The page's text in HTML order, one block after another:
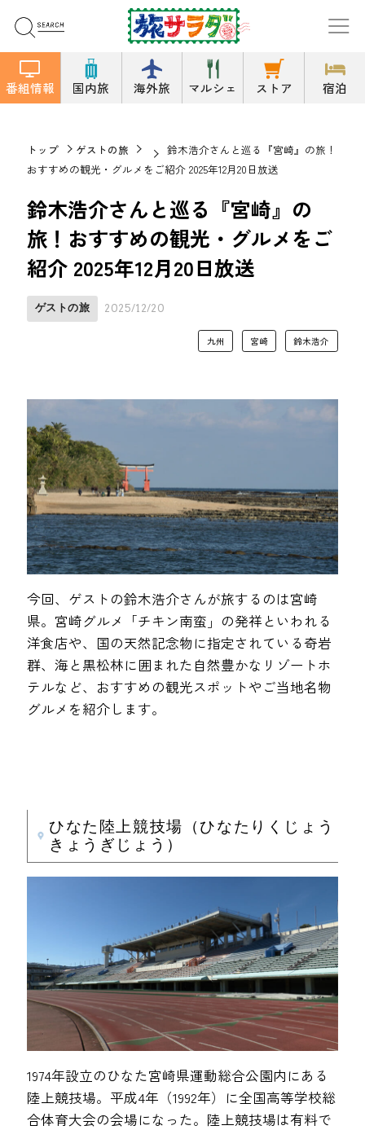
番組情報 国内旅 海外旅 マルシェ ストア 宿泊
トップ ゲストの旅
鈴木浩介さんと巡る『宮崎』の旅！
おすすめの観光・グルメをご紹介 2025年12月20日放送
鈴木浩介さんと巡る『宮崎』の
旅！おすすめの観光・グルメをご
紹介 2025年12月20日放送
ゲストの旅 2025/12/20
九州 宮崎 鈴木浩介
今回、ゲストの鈴木浩介さんが旅するのは宮崎
県。宮崎グルメ「チキン南蛮」の発祥といわれる
洋食店や、国の天然記念物に指定されている奇岩
群、海と黒松林に囲まれた自然豊かなリゾートホ
テルなど、おすすめの観光スポットやご当地名物
グルメを紹介します。
ひなた陸上競技場（ひなたりくじょう
きょうぎじょう）
1974年設立のひなた宮崎県運動総合公園内にある
陸上競技場。平成4年（1992年）に全国高等学校総
合体育大会の会場になった。陸上競技場は有料で